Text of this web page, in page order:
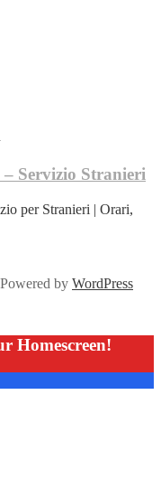
Servizio Stranieri
per Stranieri | Orari,
by WordPress
Homescreen!